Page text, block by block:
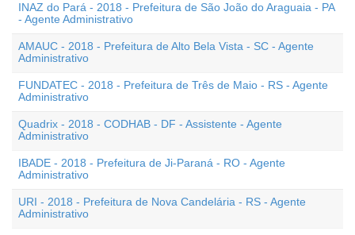
INAZ do Pará - 2018 - Prefeitura de São João do Araguaia - PA
- Agente Administrativo
AMAUC - 2018 - Prefeitura de Alto Bela Vista - SC - Agente
Administrativo
FUNDATEC - 2018 - Prefeitura de Três de Maio - RS - Agente
Administrativo
Quadrix - 2018 - CODHAB - DF - Assistente - Agente
Administrativo
IBADE - 2018 - Prefeitura de Ji-Paraná - RO - Agente
Administrativo
URI - 2018 - Prefeitura de Nova Candelária - RS - Agente
Administrativo